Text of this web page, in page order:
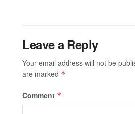
Leave a Reply
Your email address will not be
are marked *
Comment *